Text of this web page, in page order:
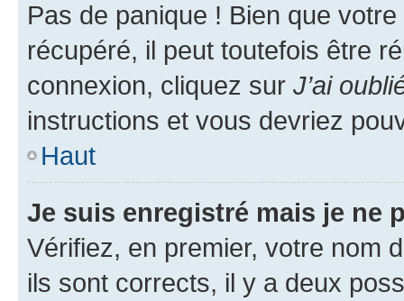
Pas de panique ! Bien que
récupéré, il peut toutefois être
connexion, cliquez sur J’ai
instructions et vous devriez
Haut
Je suis enregistré mais je ne
Vérifiez, en premier, votre nom
ils sont corrects, il y a deux